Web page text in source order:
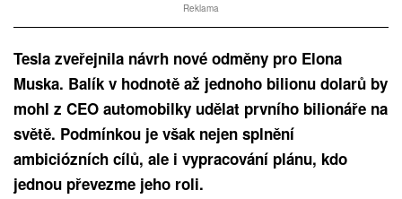
Reklama
Tesla zveřejnila návrh nové odměny pro Elona
Muska. Balík v hodnotě až jednoho bilionu dolarů by
mohl z CEO automobilky udělat prvního bilionáře na
světě. Podmínkou je však nejen splnění
ambiciózních cílů, ale i vypracování plánu, kdo
jednou převezme jeho roli.